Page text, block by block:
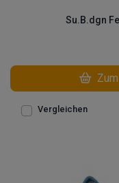
Su.B.dgn
Vergleichen